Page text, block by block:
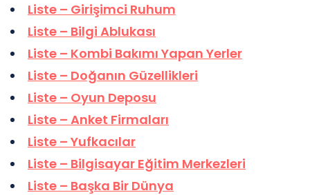
Liste – Girişimci Ruhum
Liste – Bilgi Ablukası
Liste – Kombi Bakımı Yapan Yerler
Liste – Doğanın Güzellikleri
Liste – Oyun Deposu
Liste – Anket Firmaları
Liste – Yufkacılar
Liste – Bilgisayar Eğitim Merkezleri
Liste – Başka Bir Dünya